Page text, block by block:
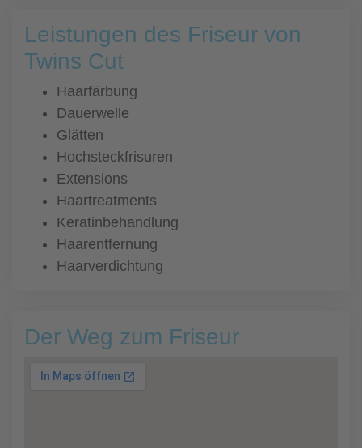
Leistungen des Friseur von
Twins Cut
Haarfärbung
Dauerwelle
Glätten
Hochsteckfrisuren
Extensions
Haartreatments
Keratinbehandlung
Haarentfernung
Haarverdichtung
Der Weg zum Friseur